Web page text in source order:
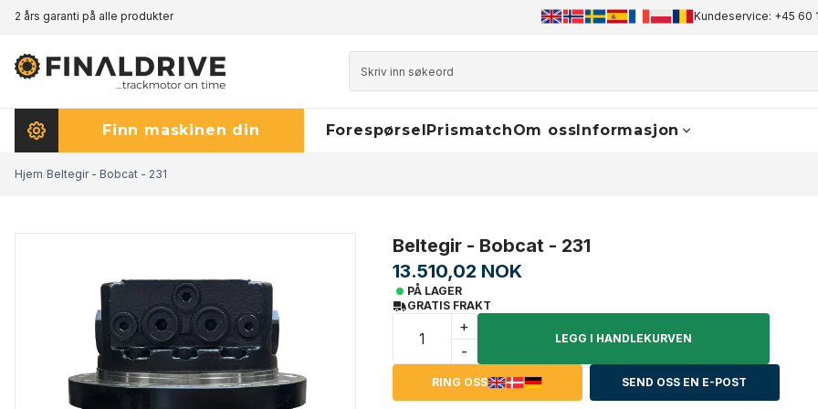
2 års garanti på alle produkterPrisgaranti - klikk her for å lese mer +45 60 17 81 50 info@finaldrive-trackmotors.com
Kundeservice: +45 60
Finn maskinen din ForespørselPrismatchOm ossInformasjon
Hjem/Beltegir - Bobcat - 231
Beltegir - Bobcat - 231
13.510,02 NOK
PÅ LAGER
GRATIS FRAKT
+
-
LEGG I HANDLEKURVEN
RING OSS SEND OSS EN E-POST